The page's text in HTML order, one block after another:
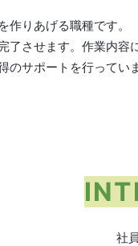
りあげる職種です。
了させます。作業内
のサポートを行っていま
社